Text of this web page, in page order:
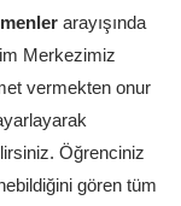
arayışında
Merkezimiz
vermekten onur
Öğrenciniz
gören tüm